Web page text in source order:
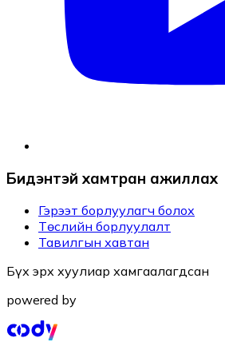
Бидэнтэй хамтран ажиллах
Гэрээт борлуулагч болох
Төслийн борлуулалт
Тавилгын хавтан
Бүх эрх хуулиар хамгаалагдсан
powered by